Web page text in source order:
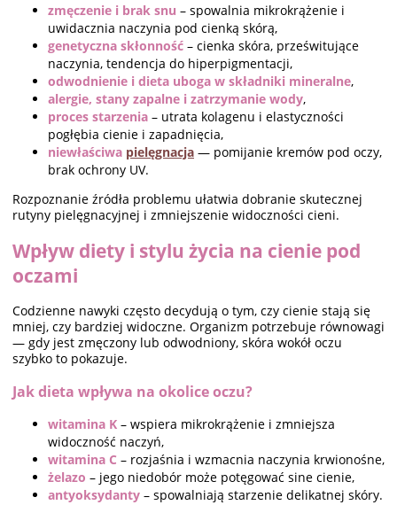
zmęczenie i brak snu – spowalnia mikrokrążenie i
uwidacznia naczynia pod cienką skórą,
genetyczna skłonność – cienka skóra, prześwitujące
naczynia, tendencja do hiperpigmentacji,
odwodnienie i dieta uboga w składniki mineralne,
alergie, stany zapalne i zatrzymanie wody,
proces starzenia – utrata kolagenu i elastyczności
pogłębia cienie i zapadnięcia,
niewłaściwa pielęgnacja — pomijanie kremów pod oczy,
brak ochrony UV.
Rozpoznanie źródła problemu ułatwia dobranie skutecznej
rutyny pielęgnacyjnej i zmniejszenie widoczności cieni.
Wpływ diety i stylu życia na cienie pod
oczami
Codzienne nawyki często decydują o tym, czy cienie stają się
mniej, czy bardziej widoczne. Organizm potrzebuje równowagi
— gdy jest zmęczony lub odwodniony, skóra wokół oczu
szybko to pokazuje.
Jak dieta wpływa na okolice oczu?
witamina K – wspiera mikrokrążenie i zmniejsza
widoczność naczyń,
witamina C – rozjaśnia i wzmacnia naczynia krwionośne,
żelazo – jego niedobór może potęgować sine cienie,
antyoksydanty – spowalniają starzenie delikatnej skóry.